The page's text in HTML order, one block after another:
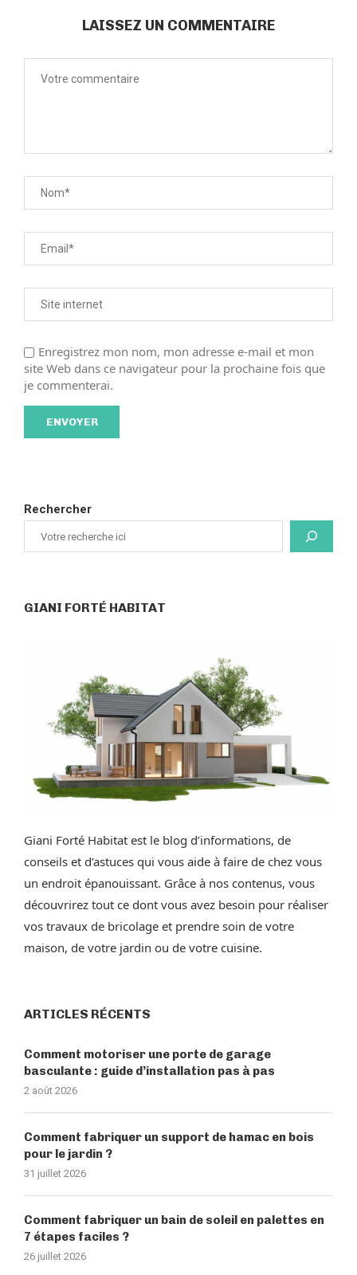
LAISSEZ UN COMMENTAIRE
Enregistrez mon nom, mon adresse e-mail et mon
site Web dans ce navigateur pour la prochaine fois que
je commenterai.
Rechercher
GIANI FORTÉ HABITAT
Giani Forté Habitat est le blog d’informations, de
conseils et d’astuces qui vous aide à faire de chez vous
un endroit épanouissant. Grâce à nos contenus, vous
découvrirez tout ce dont vous avez besoin pour réaliser
vos travaux de bricolage et prendre soin de votre
maison, de votre jardin ou de votre cuisine.
ARTICLES RÉCENTS
Comment motoriser une porte de garage
basculante : guide d’installation pas à pas
2 août 2026
Comment fabriquer un support de hamac en bois
pour le jardin ?
31 juillet 2026
Comment fabriquer un bain de soleil en palettes en
7 étapes faciles ?
26 juillet 2026